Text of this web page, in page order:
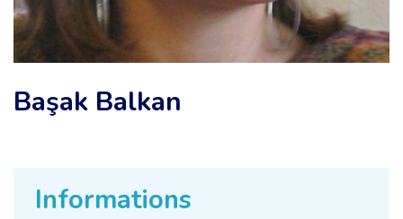
Informations
Başak Balkan